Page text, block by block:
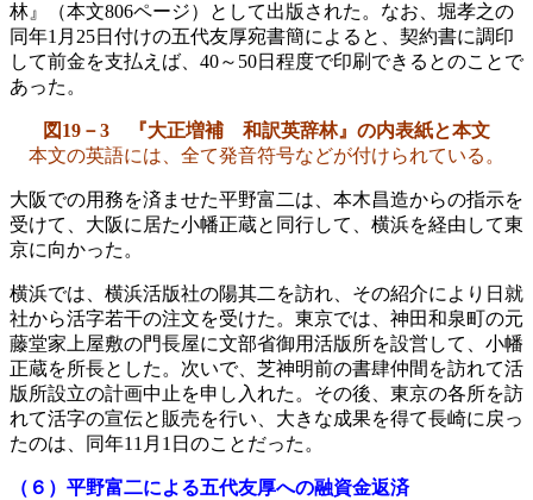
林』（本文806ページ）として出版された。なお、堀孝之の
同年1月25日付けの五代友厚宛書簡によると、契約書に調印
して前金を支払えば、40～50日程度で印刷できるとのことで
あった。
図19－3 『大正増補 和訳英辞林』の内表紙と本文
本文の英語には、全て発音符号などが付けられている。
大阪での用務を済ませた平野富二は、本木昌造からの指示を
受けて、大阪に居た小幡正蔵と同行して、横浜を経由して東
京に向かった。
横浜では、横浜活版社の陽其二を訪れ、その紹介により日就
社から活字若干の注文を受けた。東京では、神田和泉町の元
藤堂家上屋敷の門長屋に文部省御用活版所を設営して、小幡
正蔵を所長とした。次いで、芝神明前の書肆仲間を訪れて活
版所設立の計画中止を申し入れた。その後、東京の各所を訪
れて活字の宣伝と販売を行い、大きな成果を得て長崎に戻っ
たのは、同年11月1日のことだった。
（６）平野富二による五代友厚への融資金返済